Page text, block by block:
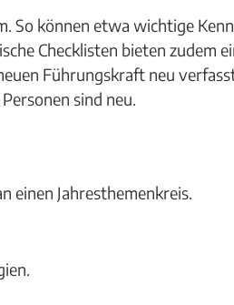
So können etwa wichtige
Checklisten bieten zudem
Führungskraft neu
sind neu.
einen Jahresthemenkreis.